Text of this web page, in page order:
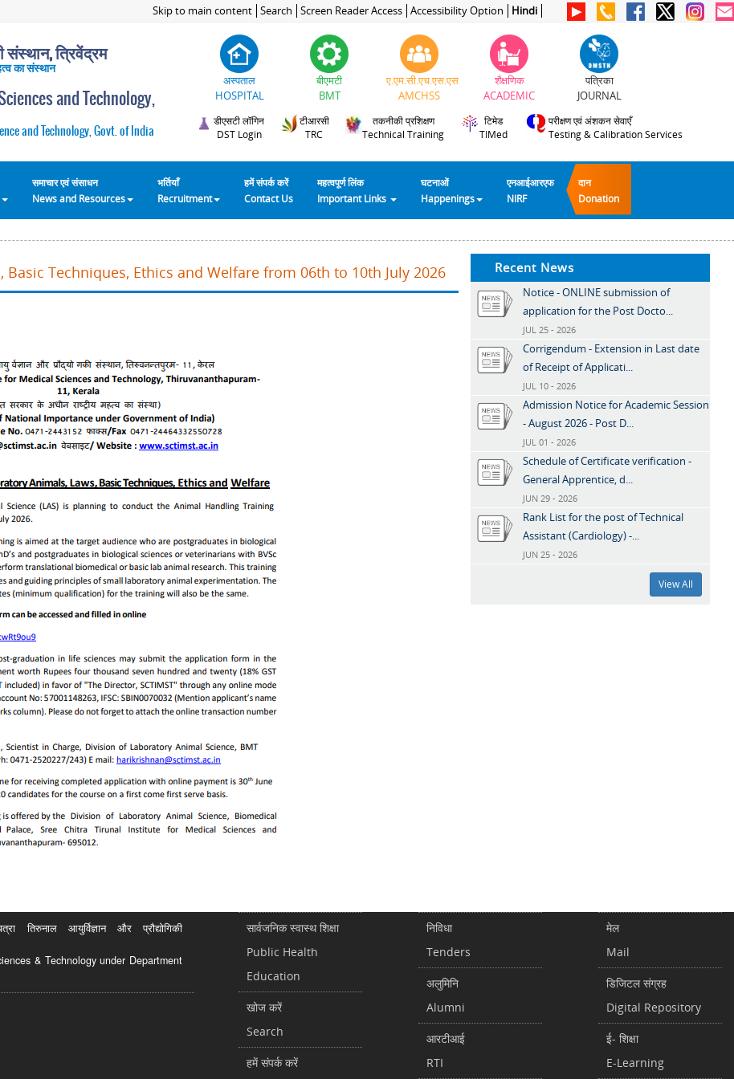
Skip to main content Search Screen Reader Access Accessibility Option Hindi
संस्थान, त्रिवेंद्रम
का संस्थान
and Technology,
and Technology, Govt. of India
अस्पताल
HOSPITAL
बीएमटी
BMT
ए.एम.सी.एच.एस.एस
AMCHSS
शैक्षणिक
ACADEMIC
पत्रिका
JOURNAL
डीएसटी लॉगिन
DST Login
टीआरसी
TRC
तकनीकी प्रशिक्षण
Technical Training
टिमेड
TIMed
परीक्षण एवं अंशकन सेवाएँ
Testing & Calibration Services
समाचार एवं संसाधन
News and Resources
भर्तियाँ
Recruitment
हमें संपर्क करें
Contact Us
महत्वपूर्ण लिंक
Important Links
घटनाओं
Happenings
एनआईआरएफ
NIRF
दान
Donation
Techniques, Ethics and Welfare from 06th to 10th July 2026 Recent News
Notice - ONLINE submission of
application for the Post Docto...
JUL 25 - 2026
Corrigendum - Extension in Last date
of Receipt of Applicati...
JUL 10 - 2026
Admission Notice for Academic Session
- August 2026 - Post D...
JUL 01 - 2026
Schedule of Certificate verification -
General Apprentice, d...
JUN 29 - 2026
Rank List for the post of Technical
Assistant (Cardiology) -...
JUN 25 - 2026
View All
आयुर्विज्ञान और प्रौद्योगिकी
& Technology under Department
सार्वजनिक स्वास्थ शिक्षा
Public Health
Education
खोज करें
Search
हमें संपर्क करें
निविधा
Tenders
अलुमिनि
Alumni
आरटीआई
RTI
मेल
Mail
डिजिटल संग्रह
Digital Repository
ई- शिक्षा
E-Learning